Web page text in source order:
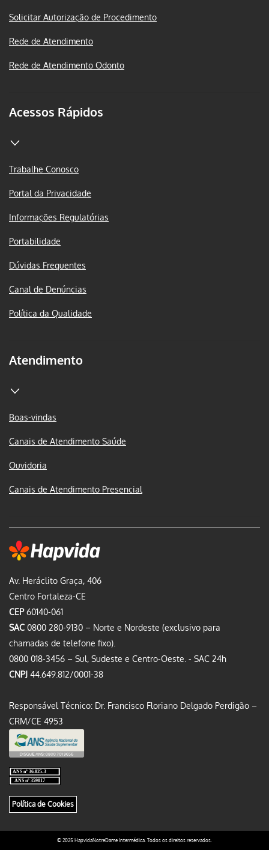
Av. Heráclito Graça, 406
Centro Fortaleza-CE
CEP60140-061
SAC 0800 280-9130 – Norte e Nordeste (exclusivo para
chamadas de telefone fixo).
0800 018-3456 – Sul, Sudeste e Centro-Oeste. - SAC 24h
CNPJ 44.649.812/0001-38
Responsável Técnico: Dr. Francisco Floriano Delgado Perdigão –
CRM/CE 4953
Política de Cookies
Solicitar Autorização de Procedimento
Rede de Atendimento
Rede de Atendimento Odonto
Acessos Rápidos
Trabalhe Conosco
Portal da Privacidade
Informações Regulatórias
Portabilidade
Dúvidas Frequentes
Canal de Denúncias
Política da Qualidade
Atendimento
Boas-vindas
Canais de Atendimento Saúde
Ouvidoria
Canais de Atendimento Presencial
© 2025 HapvidaNotreDame Intermédica. Todos os direitos reservados.